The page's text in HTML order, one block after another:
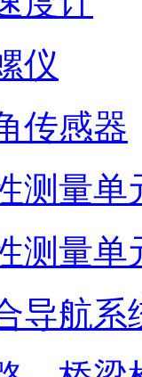
仪
传感器
测量单
测量单
导航系